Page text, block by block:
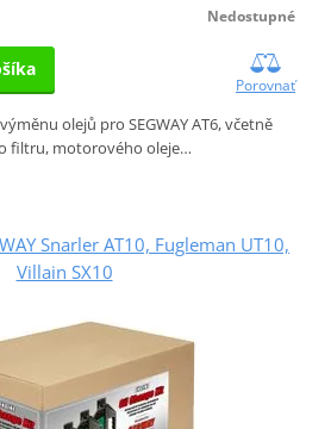
Nedostupné
Porovnať
olejů pro SEGWAY AT6, včetně
filtru, motorového oleje…
Snarler AT10, Fugleman UT10,
Villain SX10